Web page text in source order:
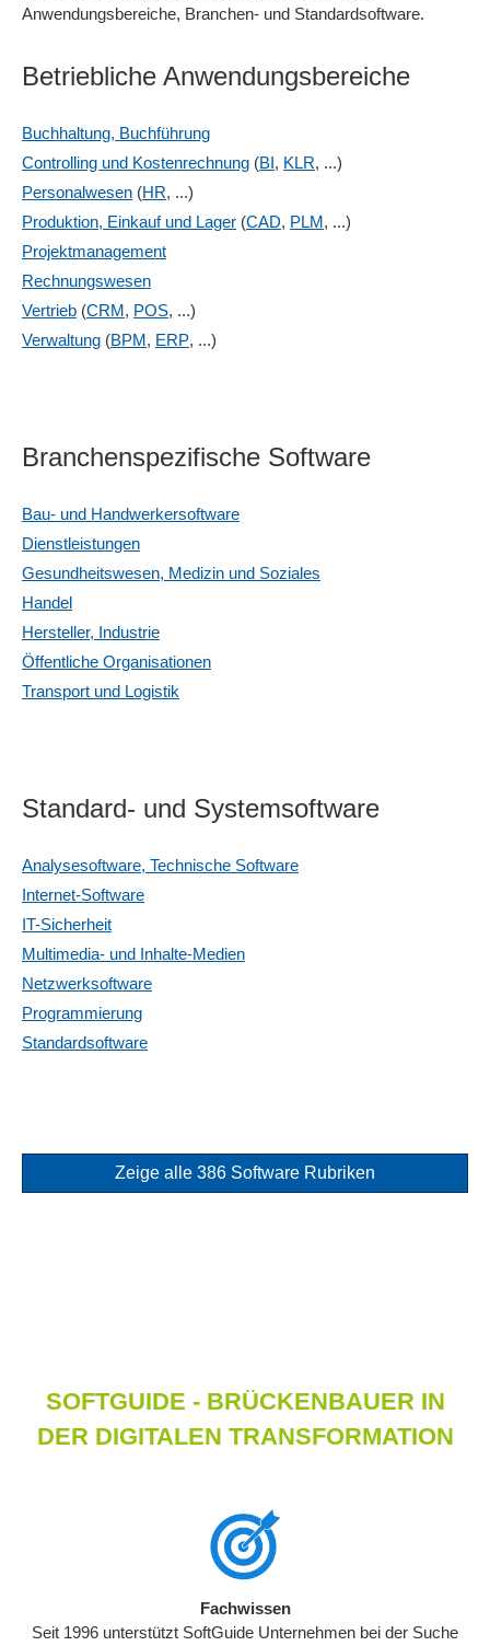
Anwendungsbereiche, Branchen- und Standardsoftware.
Betriebliche Anwendungsbereiche
Buchhaltung, Buchführung
Controlling und Kostenrechnung (BI, KLR, ...)
Personalwesen (HR, ...)
Produktion, Einkauf und Lager (CAD, PLM, ...)
Projektmanagement
Rechnungswesen
Vertrieb (CRM, POS, ...)
Verwaltung (BPM, ERP, ...)
Branchenspezifische Software
Bau- und Handwerkersoftware
Dienstleistungen
Gesundheitswesen, Medizin und Soziales
Handel
Hersteller, Industrie
Öffentliche Organisationen
Transport und Logistik
Standard- und Systemsoftware
Analysesoftware, Technische Software
Internet-Software
IT-Sicherheit
Multimedia- und Inhalte-Medien
Netzwerksoftware
Programmierung
Standardsoftware
Zeige alle 386 Software Rubriken
SOFTGUIDE - BRÜCKENBAUER IN
DER DIGITALEN TRANSFORMATION
Fachwissen
Seit 1996 unterstützt SoftGuide Unternehmen bei der Suche